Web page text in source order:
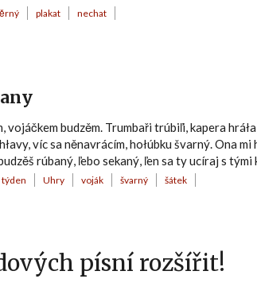
plakat nechat
vojáčkem budzěm. Trumbaři trúbiľi, kapera
víc sa něnavrácím, hołúbku švarný. Ona
rúbaný, ľebo sekaný, ľen sa ty ucíraj s tými
týden Uhry voják švarný šátek
písní rozšířit!